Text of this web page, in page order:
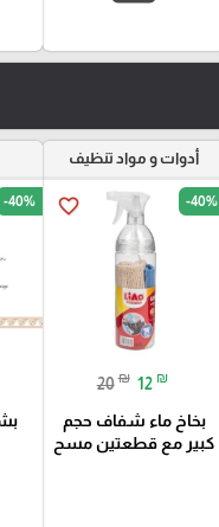
أدوات و مواد تنظيف
favorite_border -40%
20 ₪ 12 ₪
بخاخ ماء شفاف حجم
كبير مع قطعتين مسح
-40%